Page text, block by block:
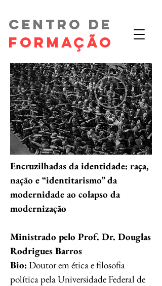
Centro de
FORMAÇÃO
Encruzilhadas da identidade: raça,
nação e “identitarismo” da
modernidade ao colapso da
modernização
Ministrado pelo Prof. Dr. Douglas
Rodrigues Barros
Bio: Doutor em ética e filosofia
política pela Universidade Federal de